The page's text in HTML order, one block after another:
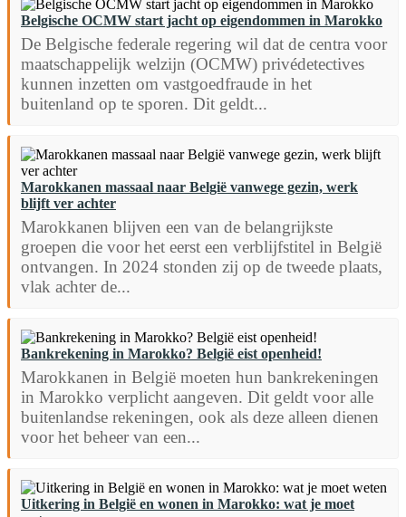
Belgische OCMW start jacht op eigendommen in Marokko
De Belgische federale regering wil dat de centra voor
maatschappelijk welzijn (OCMW) privédetectives
kunnen inzetten om vastgoedfraude in het
buitenland op te sporen. Dit geldt...
Marokkanen massaal naar België vanwege gezin, werk
blijft ver achter
Marokkanen blijven een van de belangrijkste
groepen die voor het eerst een verblijfstitel in België
ontvangen. In 2024 stonden zij op de tweede plaats,
vlak achter de...
Bankrekening in Marokko? België eist openheid!
Marokkanen in België moeten hun bankrekeningen
in Marokko verplicht aangeven. Dit geldt voor alle
buitenlandse rekeningen, ook als deze alleen dienen
voor het beheer van een...
Uitkering in België en wonen in Marokko: wat je moet